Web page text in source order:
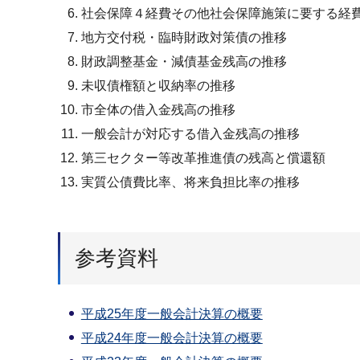
社会保障４経費その他社会保障施策に要する経
地方交付税・臨時財政対策債の推移
財政調整基金・減債基金残高の推移
未収債権額と収納率の推移
市全体の借入金残高の推移
一般会計が対応する借入金残高の推移
第三セクター等改革推進債の残高と償還額
実質公債費比率、将来負担比率の推移
参考資料
平成25年度一般会計決算の概要
平成24年度一般会計決算の概要